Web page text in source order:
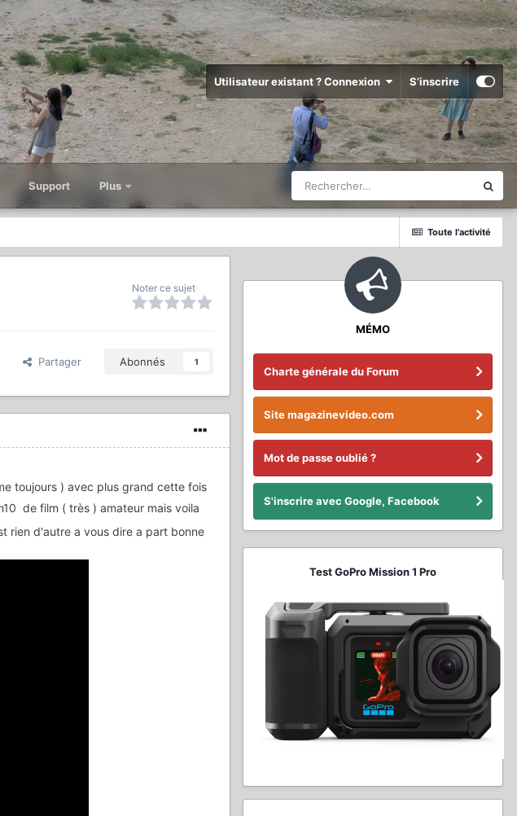
Utilisateur existant ? Connexion S’inscrire
Support Plus
Toute l’activité
Noter ce sujet
Partager Abonnés 1
toujours ) avec plus grand cette fois
de film ( très ) amateur mais voila
rien d'autre a vous dire a part bonne
MÉMO
Charte générale du Forum
Site magazinevideo.com
Mot de passe oublié ?
S'inscrire avec Google, Facebook
Test GoPro Mission 1 Pro